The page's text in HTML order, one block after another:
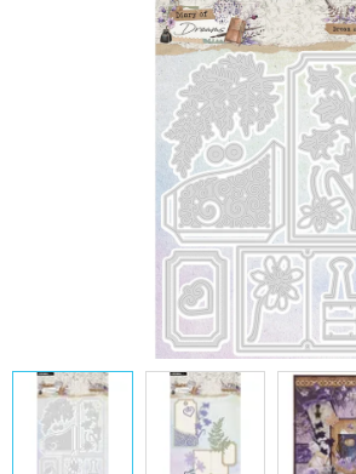
MOJE OBJEDNÁVKA
Kontakty Moje objednávka
Hodnocení obchodu
Obchodní podmínky
Podmínky ochrany osobních údajů